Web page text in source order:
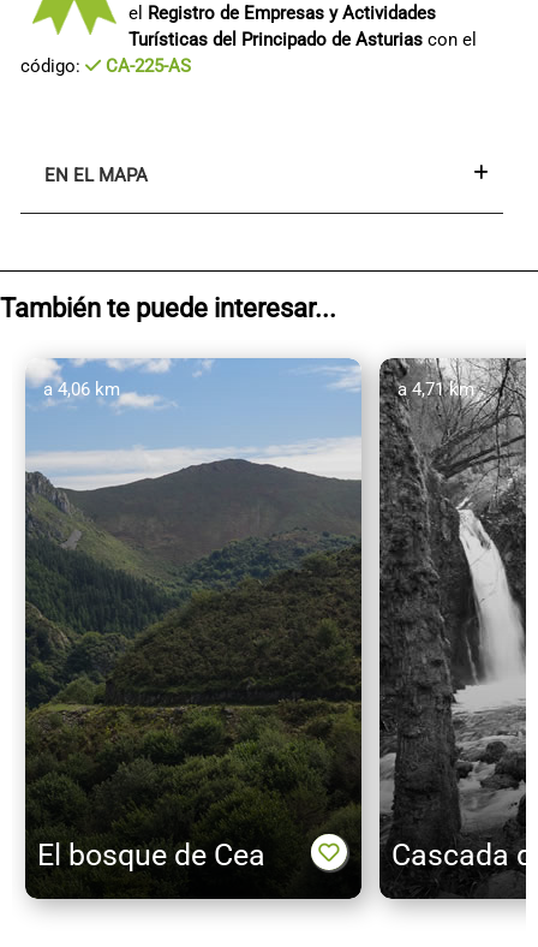
el Registro de Empresas y Actividades
Turísticas del Principado de Asturias con el
código:
CA-225-AS
EN EL MAPA
También te puede interesar...
El bosque de Cea
a 4,06 km
Cascada
a 4,71 km